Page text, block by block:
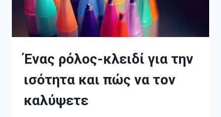
Ένας ρόλος-κλειδί για την
ισότητα και πώς να τον
καλύψετε